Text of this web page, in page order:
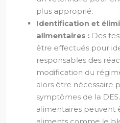
plus approprié.
Identification et
alimentaires : Des
être effectués pour
responsables des
modification du
alors être nécessaire
symptômes de la
alimentaires peuvent